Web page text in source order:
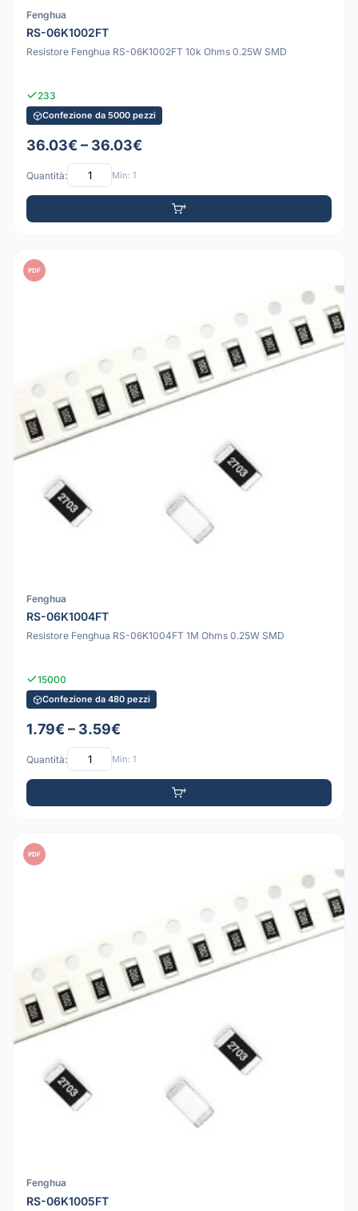
Fenghua
RS-06K1002FT
Resistore Fenghua RS-06K1002FT 10k Ohms 0.25W SMD
233
Confezione da 5000 pezzi
36.03€ – 36.03€
Quantità: Min: 1
PDF
Fenghua
RS-06K1004FT
Resistore Fenghua RS-06K1004FT 1M Ohms 0.25W SMD
15000
Confezione da 480 pezzi
1.79€ – 3.59€
Quantità: Min: 1
PDF
Fenghua
RS-06K1005FT